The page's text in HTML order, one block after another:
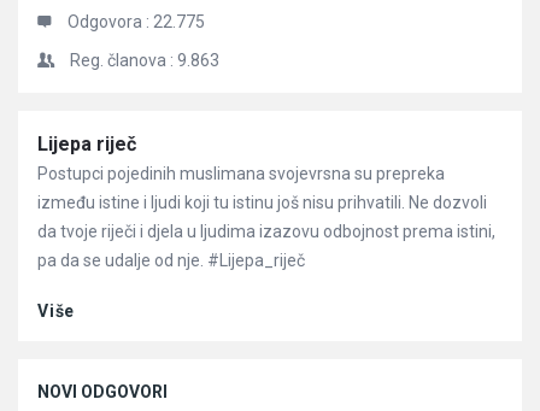
Odgovora : 22.775
Reg. članova : 9.863
Članci
Lijepa riječ
Postupci pojedinih muslimana svojevrsna su prepreka
između istine i ljudi koji tu istinu još nisu prihvatili. Ne dozvoli
da tvoje riječi i djela u ljudima izazovu odbojnost prema istini,
pa da se udalje od nje. #Lijepa_riječ
Više
NOVI ODGOVORI